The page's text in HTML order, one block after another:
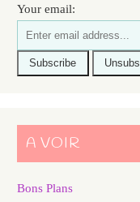
Your email:
A VOIR
Bons Plans